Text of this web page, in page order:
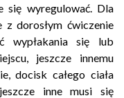
się wyregulować. Dla
dorosłym ćwiczenie
wypłakania się lub
jeszcze innemu
docisk całego ciała
inne musi się